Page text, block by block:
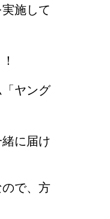
施して
ヤング
に届け
で、方